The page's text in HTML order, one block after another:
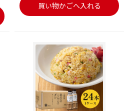
買い物かごへ入れる